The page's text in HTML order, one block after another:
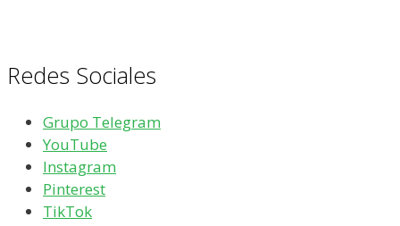
Redes Sociales
Grupo Telegram
YouTube
Instagram
Pinterest
TikTok